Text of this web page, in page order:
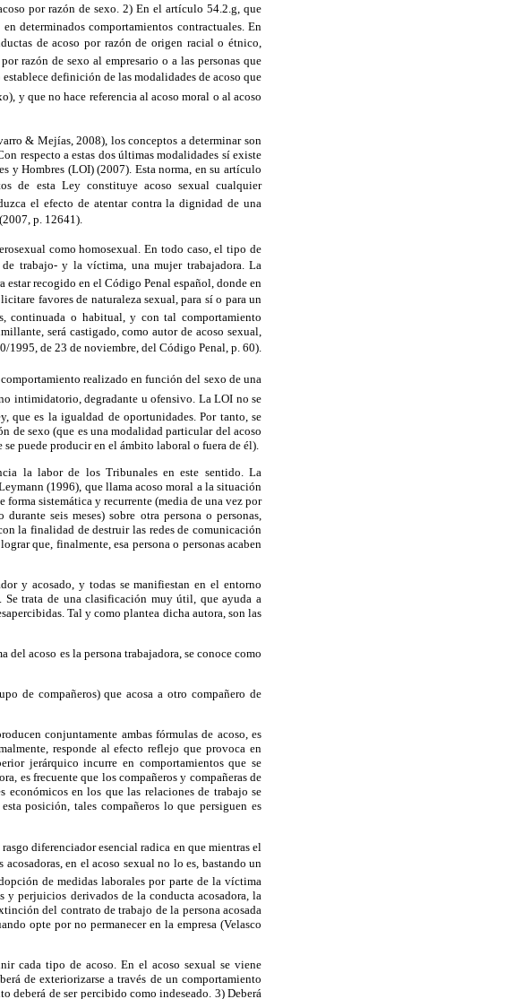
por razón de sexo. 2) En el artículo 54.2.g, que
determinados comportamientos contractuales. En
de acoso por razón de origen racial o étnico,
razón de sexo al empresario o a las personas que
definición de las modalidades de acoso que
y que no hace referencia al acoso moral o al acoso
& Mejías, 2008), los conceptos a determinar son
respecto a estas dos últimas modalidades sí existe
y Hombres (LOI) (2007). Esta norma, en su artículo
de esta Ley constituye acoso sexual cualquier
el efecto de atentar contra la dignidad de una
p. 12641).
como homosexual. En todo caso, el tipo de
de trabajo- y la víctima, una mujer trabajadora. La
recogido en el Código Penal español, donde en
favores de naturaleza sexual, para sí o para un
continuada o habitual, y con tal comportamiento
será castigado, como autor de acoso sexual,
1995, de 23 de noviembre, del Código Penal, p. 60).
realizado en función del sexo de una
intimidatorio, degradante u ofensivo. La LOI no se
que es la igualdad de oportunidades. Por tanto, se
de sexo (que es una modalidad particular del acoso
puede producir en el ámbito laboral o fuera de él).
la labor de los Tribunales en este sentido. La
(1996), que llama acoso moral a la situación
sistemática y recurrente (media de una vez por
seis meses) sobre otra persona o personas,
la finalidad de destruir las redes de comunicación
que, finalmente, esa persona o personas acaben
y acosado, y todas se manifiestan en el entorno
trata de una clasificación muy útil, que ayuda a
Tal y como plantea dicha autora, son las
acoso es la persona trabajadora, se conoce como
de compañeros) que acosa a otro compañero de
conjuntamente ambas fórmulas de acoso, es
responde al efecto reflejo que provoca en
jerárquico incurre en comportamientos que se
es frecuente que los compañeros y compañeras de
económicos en los que las relaciones de trabajo se
posición, tales compañeros lo que persiguen es
diferenciador esencial radica en que mientras el
en el acoso sexual no lo es, bastando un
de medidas laborales por parte de la víctima
perjuicios derivados de la conducta acosadora, la
del contrato de trabajo de la persona acosada
opte por no permanecer en la empresa (Velasco
cada tipo de acoso. En el acoso sexual se viene
de exteriorizarse a través de un comportamiento
deberá de ser percibido como indeseado. 3) Deberá